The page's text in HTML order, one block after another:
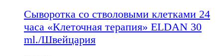
Сыворотка со стволовыми клетками 24
часа «Клеточная терапия» ELDAN 30
ml./Швейцария